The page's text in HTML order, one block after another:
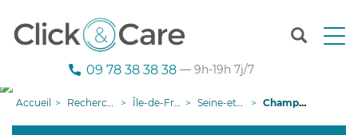
T
n
09 78 38 38 38 — 9h-19h 7j/7
Accueil Recherche aide à domicile Île-de-France Seine-et-Marne Champcenest